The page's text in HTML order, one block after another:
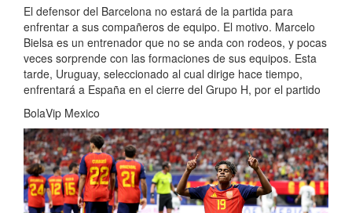
El defensor del Barcelona no estará de la partida para
enfrentar a sus compañeros de equipo. El motivo. Marcelo
Bielsa es un entrenador que no se anda con rodeos, y pocas
veces sorprende con las formaciones de sus equipos. Esta
tarde, Uruguay, seleccionado al cual dirige hace tiempo,
enfrentará a España en el cierre del Grupo H, por el partido
BolaVip Mexico